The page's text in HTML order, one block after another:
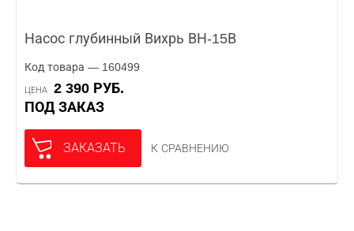
Насос глубинный Вихрь ВН-15В
Код товара — 160499
ЦЕНА
2 390 РУБ.
ПОД ЗАКАЗ
ЗАКАЗАТЬ К СРАВНЕНИЮ